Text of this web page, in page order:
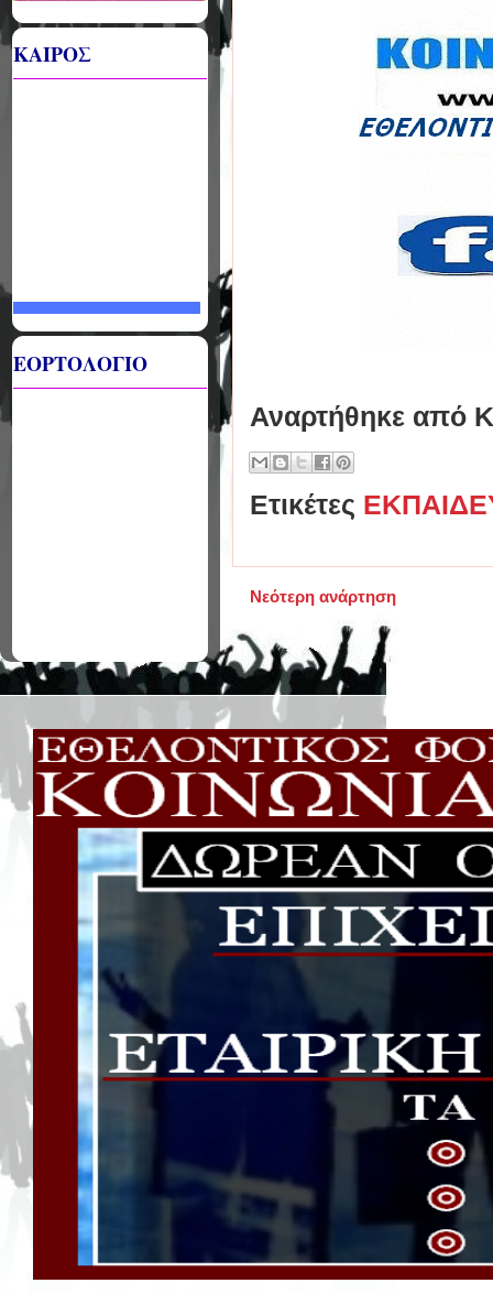
Αναρτήθηκε από
Ετικέτες
Νεότερη ανάρτηση
ΚΑΙΡΟΣ
ΕΟΡΤΟΛΟΓΙΟ